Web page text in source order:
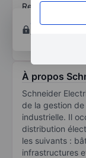
Rendement des
Ouvrir un
techniques et
À propos
Schneider
de la gestion
industrielle. Il
distribution
les suivants :
infrastructures